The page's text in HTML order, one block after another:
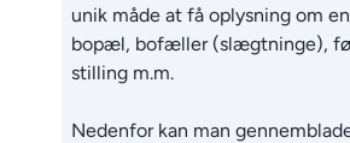
unik måde at få oplysning om
bopæl, bofæller (slægtninge),
stilling m.m.
Nedenfor kan man